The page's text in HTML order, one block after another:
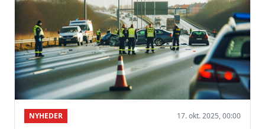
NYHEDER 17. okt. 2025, 00:00